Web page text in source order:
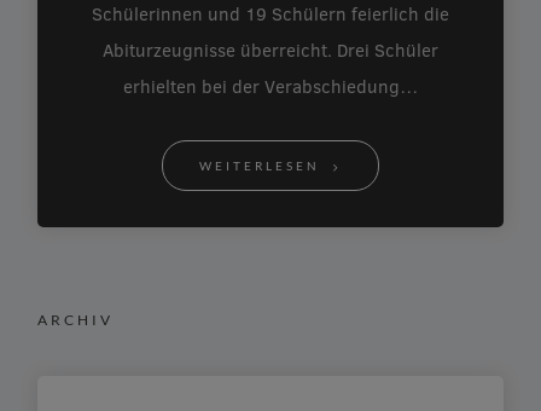
Schülerinnen und 19 Schülern feierlich die
Abiturzeugnisse überreicht. Drei Schüler
erhielten bei der Verabschiedung…
WEITERLESEN
ARCHIV